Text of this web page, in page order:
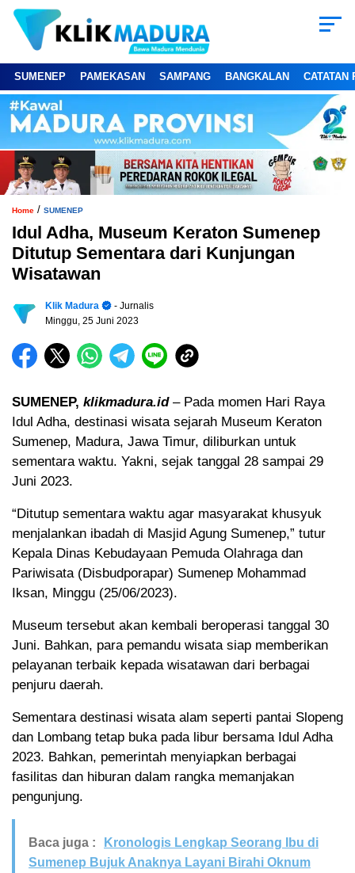
SUMENEP PAMEKASAN SAMPANG BANGKALAN CATATAN
Home / SUMENEP
Idul Adha, Museum Keraton Sumenep
Ditutup Sementara dari Kunjungan
Wisatawan
Klik Madura
- Jurnalis
Minggu, 25 Juni 2023
SUMENEP, klikmadura.id– Pada momen Hari Raya
Idul Adha, destinasi wisata sejarah Museum Keraton
Sumenep, Madura, Jawa Timur, diliburkan untuk
sementara waktu. Yakni, sejak tanggal 28 sampai 29
Juni 2023.
“Ditutup sementara waktu agar masyarakat khusyuk
menjalankan ibadah di Masjid Agung Sumenep,” tutur
Kepala Dinas Kebudayaan Pemuda Olahraga dan
Pariwisata (Disbudporapar) Sumenep Mohammad
Iksan, Minggu (25/06/2023).
Museum tersebut akan kembali beroperasi tanggal 30
Juni. Bahkan, para pemandu wisata siap memberikan
pelayanan terbaik kepada wisatawan dari berbagai
penjuru daerah.
Sementara destinasi wisata alam seperti pantai Slopeng
dan Lombang tetap buka pada libur bersama Idul Adha
2023. Bahkan, pemerintah menyiapkan berbagai
fasilitas dan hiburan dalam rangka memanjakan
pengunjung.
Baca juga :
Kronologis Lengkap Seorang Ibu di
Sumenep Bujuk Anaknya Layani Birahi Oknum